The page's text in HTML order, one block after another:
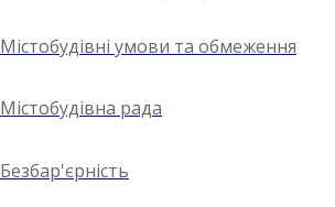
Містобудівні умови та обмеження
Містобудівна рада
Безбар'єрність